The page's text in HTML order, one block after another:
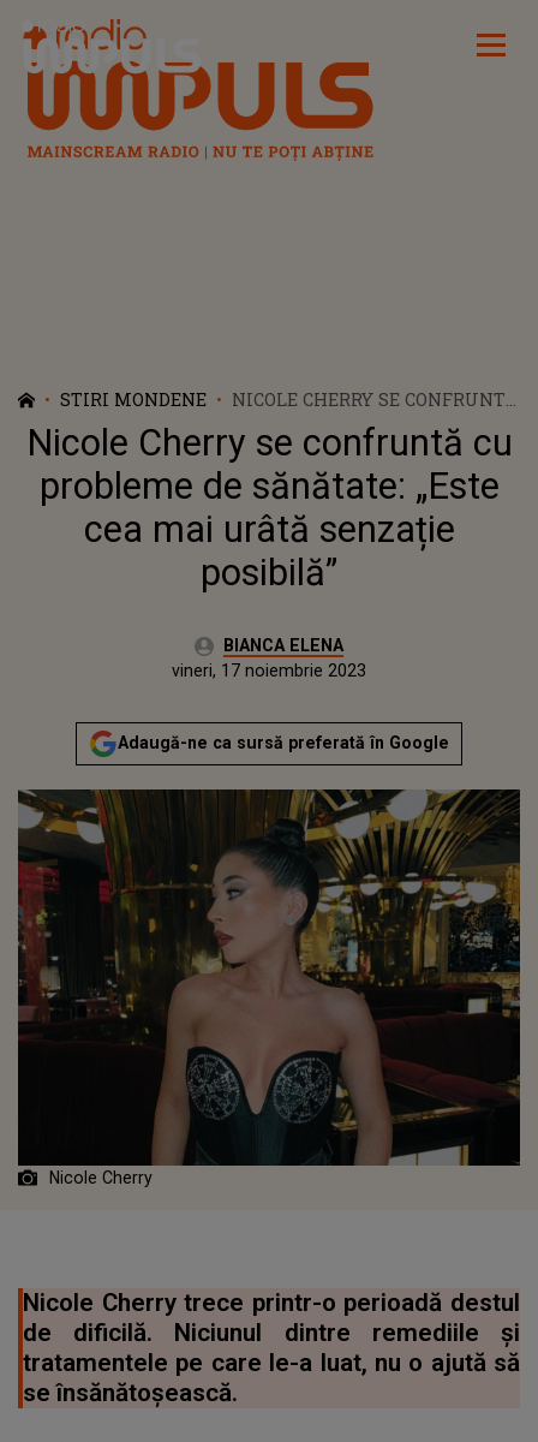
Radio Impuls
STIRI MONDENE
NICOLE CHERRY SE CONFRUNTĂ
CU PROBLEME DE SĂNĂTATE:
„ESTE CEA MAI URÂTĂ
SENZAȚIE POSIBILĂ”
Nicole Cherry se confruntă cu
probleme de sănătate: „Este
cea mai urâtă senzație
posibilă”
Autor:BIANCA ELENA
joi, 17 noiembrie 2022Actualizat:
vineri, 17 noiembrie 2023
Adaugă-ne ca sursă preferată în Google
Nicole Cherry
Nicole Cherry trece printr-o perioadă destul
de dificilă. Niciunul dintre remediile și
tratamentele pe care le-a luat, nu o ajută să
se însănătoșească.